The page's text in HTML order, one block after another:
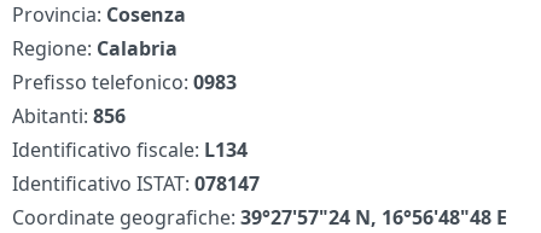
Provincia: Cosenza
Regione: Calabria
Prefisso telefonico:0983
Abitanti:856
Identificativo fiscale: L134
Identificativo ISTAT:078147
Coordinate geografiche:39°27'57"24 N, 16°56'48"48 E